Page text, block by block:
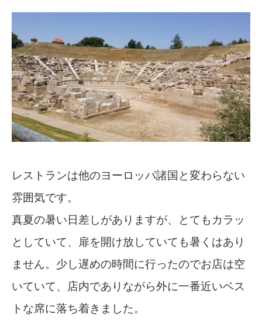
レストランは他のヨーロッパ諸国と変わらない
雰囲気です。
真夏の暑い日差しがありますが、とてもカラッ
としていて、扉を開け放していても暑くはあり
ません。少し遅めの時間に行ったのでお店は空
いていて、店内でありながら外に一番近いベス
トな席に落ち着きました。